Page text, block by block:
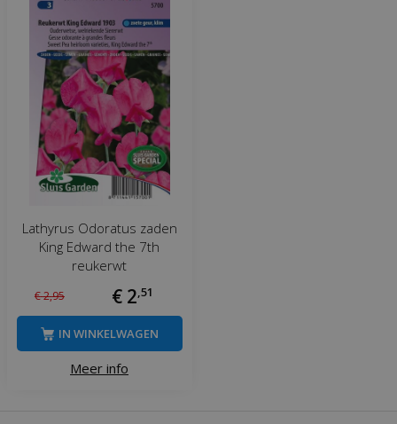
Lathyrus Odoratus zaden
King Edward the 7th
reukerwt
€2,95 € 2,51
Meer info
IN WINKELWAGEN